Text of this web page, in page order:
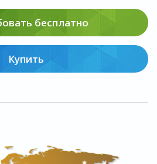
бесплатно
Купить